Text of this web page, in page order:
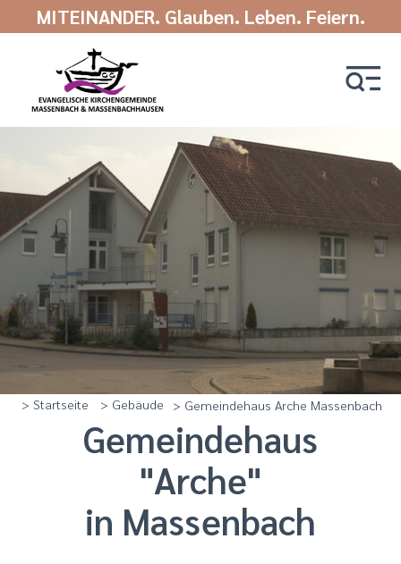
MITEINANDER. Glauben. Leben. Feiern.
> Startseite > Gebäude > Gemeindehaus Arche Massenbach
Gemeindehaus
"Arche"
in Massenbach